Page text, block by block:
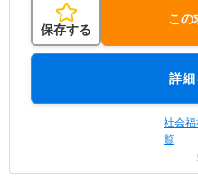
保存する
この
詳
社会
覧